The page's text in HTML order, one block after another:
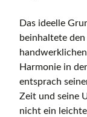
Das ideelle
beinhaltete
Harmonie in
entsprach
Zeit und seine
nicht ein